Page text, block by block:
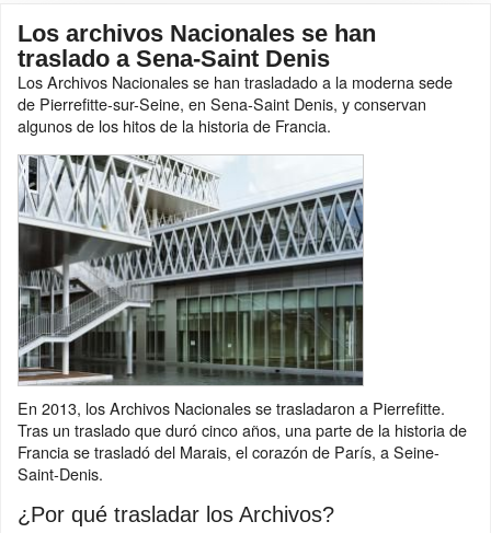
Los archivos Nacionales se han
traslado a Sena-Saint Denis
Los Archivos Nacionales se han trasladado a la moderna sede
de Pierrefitte-sur-Seine, en Sena-Saint Denis, y conservan
algunos de los hitos de la historia de Francia.
En 2013, los Archivos Nacionales se trasladaron a Pierrefitte.
Tras un traslado que duró cinco años, una parte de la historia de
Francia se trasladó del Marais, el corazón de París, a Seine-
Saint-Denis.
¿Por qué trasladar los Archivos?